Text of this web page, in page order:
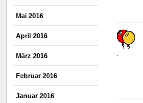
Mai 2016
April 2016
März 2016
Februar 2016
Januar 2016
.